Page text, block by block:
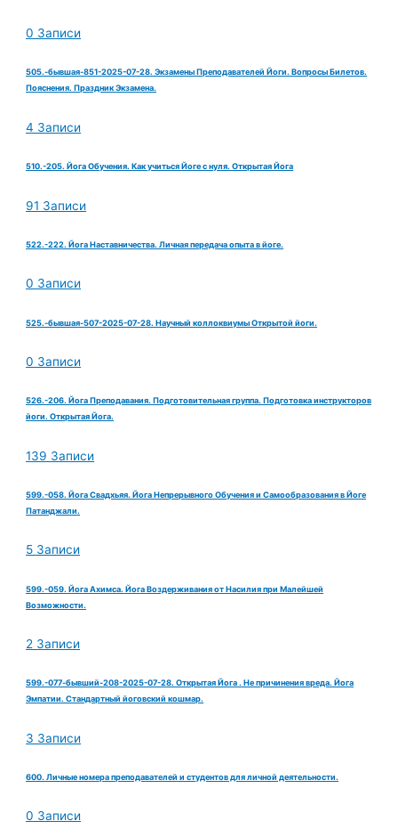
0 Записи
505.-бывшая-851-2025-07-28. Экзамены Преподавателей Йоги. Вопросы Билетов.
Пояснения. Праздник Экзамена.
4 Записи
510.-205. Йога Обучения. Как учиться Йоге с нуля. Открытая Йога
91 Записи
522.-222. Йога Наставничества. Личная передача опыта в йоге.
0 Записи
525.-бывшая-507-2025-07-28. Научный коллоквиумы Открытой йоги.
0 Записи
526.-206. Йога Преподавания. Подготовительная группа. Подготовка инструкторов
йоги. Открытая Йога.
139 Записи
599.-058. Йога Свадхьяя. Йога Непрерывного Обучения и Самообразования в Йоге
Патанджали.
5 Записи
599.-059. Йога Ахимса. Йога Воздерживания от Насилия при Малейшей
Возможности.
2 Записи
599.-077-бывший-208-2025-07-28. Открытая Йога . Не причинения вреда. Йога
Эмпатии. Стандартный йоговский кошмар.
3 Записи
600. Личные номера преподавателей и студентов для личной деятельности.
0 Записи